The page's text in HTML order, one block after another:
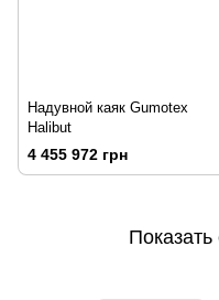
Надувной каяк Gumotex
Halibut
4 455 972 грн